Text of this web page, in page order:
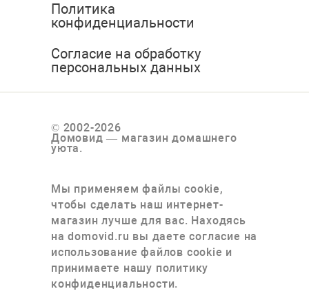
Политика
конфиденциальности
Согласие на обработку
персональных данных
© 2002-2026
Домовид — магазин домашнего
уюта.
Мы применяем файлы cookie,
чтобы сделать наш интернет-
магазин лучше для вас. Находясь
на domovid.ru вы даете согласие на
использование файлов cookie и
принимаете нашу политику
конфиденциальности.